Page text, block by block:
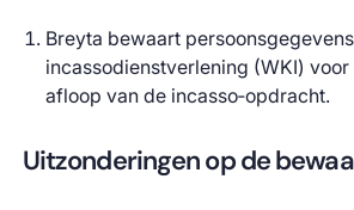
Breyta bewaart
incassodienstverlening (WKI)
afloop van de incasso‑opdracht.
Uitzonderingen op de